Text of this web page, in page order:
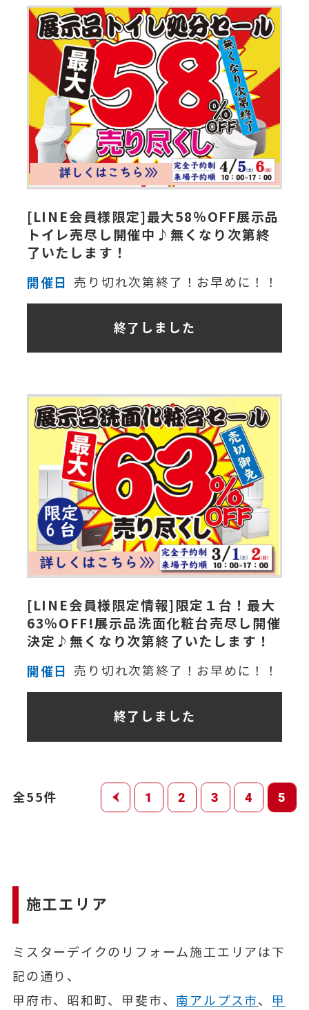
[LINE会員様限定]最大58％OFF展示品
トイレ売尽し開催中♪無くなり次第終
了いたします！
開催日 売り切れ次第終了！お早めに！！
終了しました
[LINE会員様限定情報]限定１台！最大
63％OFF!展示品洗面化粧台売尽し開催
決定♪無くなり次第終了いたします！
開催日 売り切れ次第終了！お早めに！！
終了しました
全55件 1 2 3 4 5
施工エリア
ミスターデイクのリフォーム施工エリアは下
記の通り、
甲府市、昭和町、甲斐市、 南アルプス市、 甲